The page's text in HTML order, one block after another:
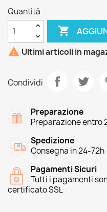
Quantità

 Ultimi articoli in
Condividi
Preparazione
Preparazione entro
Spedizione
Consegna in 24-72h
Pagamenti Sicuri
Tutti i pagamenti
certificato SSL